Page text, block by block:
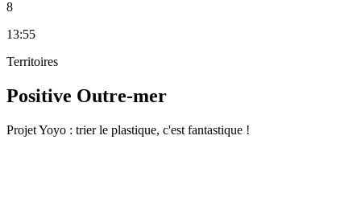
8
13:55
Territoires
Positive Outre-mer
Projet Yoyo : trier le plastique, c'est fantastique !